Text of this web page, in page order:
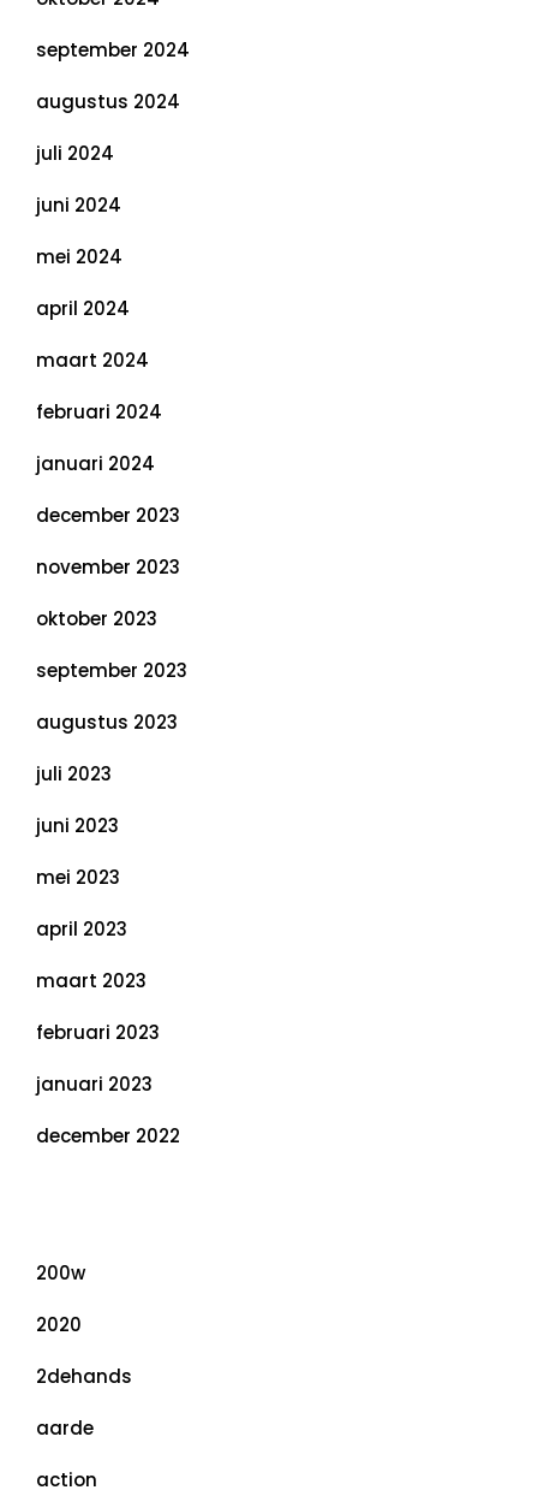
september 2024
augustus 2024
juli 2024
juni 2024
mei 2024
april 2024
maart 2024
februari 2024
januari 2024
december 2023
november 2023
oktober 2023
september 2023
augustus 2023
juli 2023
juni 2023
mei 2023
april 2023
maart 2023
februari 2023
januari 2023
december 2022
200w
2020
2dehands
aarde
action